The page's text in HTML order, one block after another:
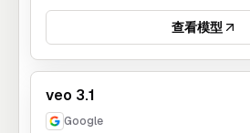
查看模型
veo 3.1
Google